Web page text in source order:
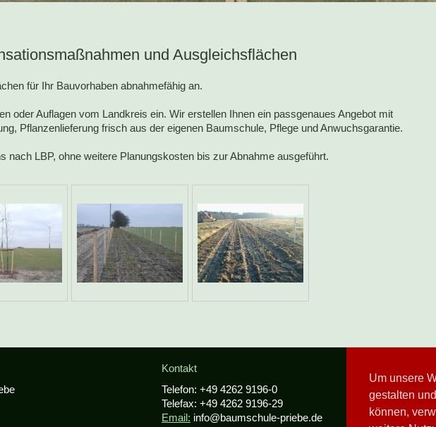
Um unsere
gestalten
können,
und Ausgleichsflächen
für Ihr Bauvorhaben abnahmefähig an.
oder Auflagen vom Landkreis ein. Wir erstellen Ihnen ein passgenaues Angebot mit
Pflanzenlieferung frisch aus der eigenen Baumschule, Pflege und Anwuchsgarantie.
nach LBP, ohne weitere Planungskosten bis zur Abnahme ausgeführt.
Kontakt
Telefon: +49 4262 9196-0
Telefax: +49 4262 9196-29
Email: info@baumschule-priebe.de